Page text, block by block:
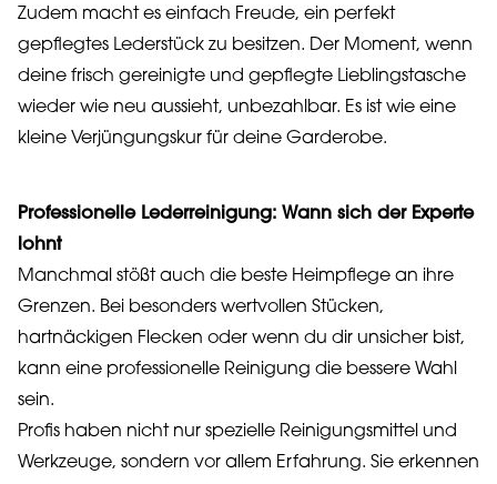
Zudem macht es einfach Freude, ein perfekt
gepflegtes Lederstück zu besitzen. Der Moment, wenn
deine frisch gereinigte und gepflegte Lieblingstasche
wieder wie neu aussieht, unbezahlbar. Es ist wie eine
kleine Verjüngungskur für deine Garderobe.
Professionelle Lederreinigung: Wann sich der Experte
lohnt
Manchmal stößt auch die beste Heimpflege an ihre
Grenzen. Bei besonders wertvollen Stücken,
hartnäckigen Flecken oder wenn du dir unsicher bist,
kann eine professionelle Reinigung die bessere Wahl
sein.
Profis haben nicht nur spezielle Reinigungsmittel und
Werkzeuge, sondern vor allem Erfahrung. Sie erkennen